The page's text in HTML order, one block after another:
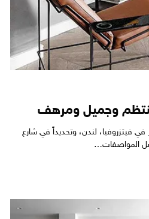
وجميل ومرهف
الآسر في فيتزروفيا، لندن، وتحديداً في شارع
المواصفات…